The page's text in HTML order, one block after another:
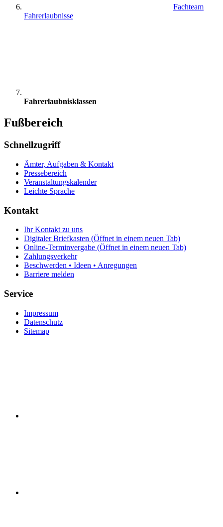
Fachteam
Fahrerlaubnisse
Fahrerlaubnisklassen
Fußbereich
Schnellzugriff
Ämter, Aufgaben & Kontakt
Pressebereich
Veranstaltungskalender
Leichte Sprache
Kontakt
Ihr Kontakt zu uns
Digitaler Briefkasten (Öffnet in einem neuen Tab)
Online-Terminvergabe (Öffnet in einem neuen Tab)
Zahlungsverkehr
Beschwerden • Ideen • Anregungen
Barriere melden
Service
Impressum
Datenschutz
Sitemap